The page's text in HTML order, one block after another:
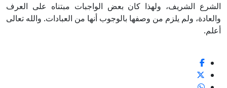
الشرع الشريف، ولهذا كان بعض الواجبات مبتناه على العرف
والعادة، ولم يلزم من وصفها بالوجوب أنها من العبادات. والله تعالى
أعلم.